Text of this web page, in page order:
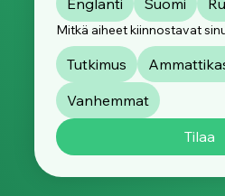
Englanti Suomi
Mitkä aiheet kiinnostavat
Vanhemmat